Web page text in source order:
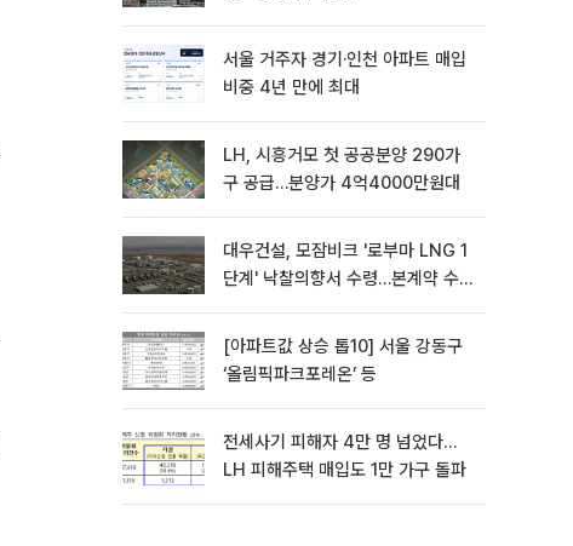
서울 거주자 경기·인천 아파트 매입
비중 4년 만에 최대
LH, 시흥거모 첫 공공분양 290가
구 공급…분양가 4억4000만원대
대우건설, 모잠비크 '로부마 LNG 1
단계' 낙찰의향서 수령…본계약 수
[아파트값 상승 톱10] 서울 강동구
‘올림픽파크포레온’ 등
전세사기 피해자 4만 명 넘었다…
LH 피해주택 매입도 1만 가구 돌파